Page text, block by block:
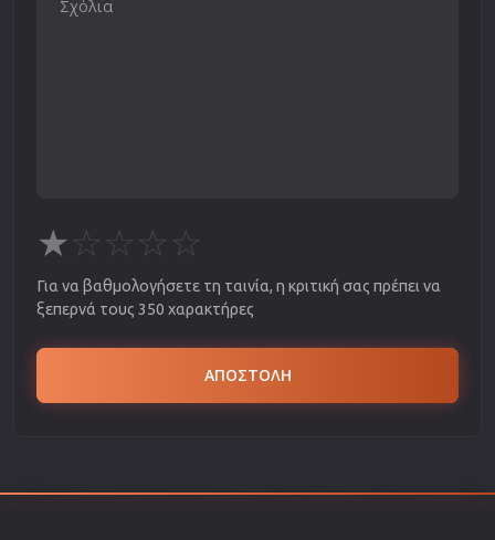
★☆☆☆☆
Για να βαθμολογήσετε τη ταινία, η κριτική σας πρέπει να
ξεπερνά τους 350 χαρακτήρες
ΑΠΟΣΤΟΛΗ